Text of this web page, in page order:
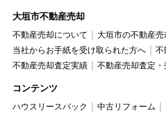
大垣市不動産売却
不動産売却について
大垣市の不動産
当社からお手紙を受け取られた方へ
不
不動産売却査定実績
不動産売却査定・
コンテンツ
ハウスリースバック 中古リフォーム